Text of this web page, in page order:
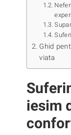
Ghid
viata
iesim